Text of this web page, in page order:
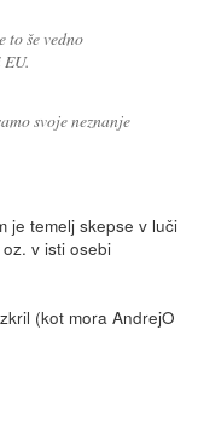
to še vedno
svoje neznanje
je temelj skepse v luči
v isti osebi
(kot mora AndrejO